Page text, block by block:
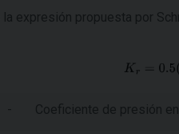
la expresión propuesta por
- Coeficiente de presión